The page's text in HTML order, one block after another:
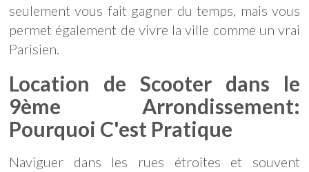
seulement vous fait gagner du temps, mais vous
permet également de vivre la ville comme un vrai
Parisien.
Location de Scooter dans le
9ème Arrondissement:
Pourquoi C'est Pratique
Naviguer dans les rues étroites et souvent